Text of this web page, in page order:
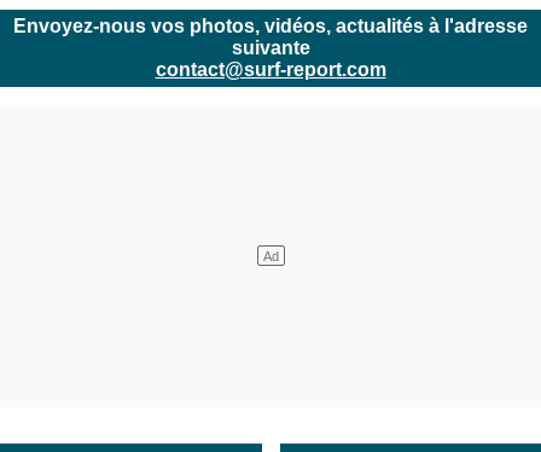
Envoyez-nous vos photos, vidéos, actualités à l'adresse
suivante
contact@surf-report.com